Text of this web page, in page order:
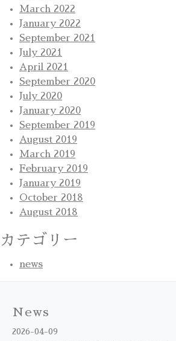
March 2022
January 2022
September 2021
July 2021
April 2021
September 2020
July 2020
January 2020
September 2019
August 2019
March 2019
February 2019
January 2019
October 2018
August 2018
カテゴリー
news
News
2026-04-09